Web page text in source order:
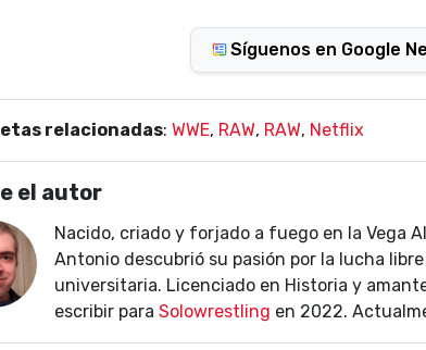
Síguenos en Google
relacionadas: WWE, RAW, RAW, Netflix
el autor
Nacido, criado y forjado a fuego en la Vega
Antonio descubrió su pasión por la lucha
universitaria. Licenciado en Historia y
escribir para Solowrestling en 2022.